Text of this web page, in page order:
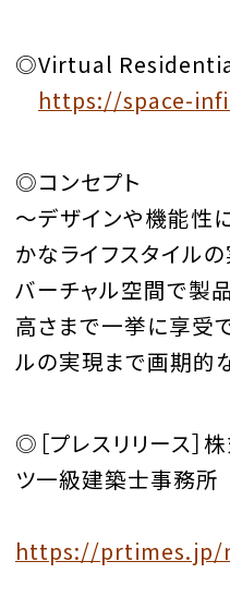
◎Virtual
https://space-
◎コンセプト
～デザインや機能性
かなライフスタイル
バーチャル空間で製
高さまで一挙に享受
ルの実現まで画期的
◎［プレスリリース］
ツ一級建築士事務所
https://prtimes.jp/